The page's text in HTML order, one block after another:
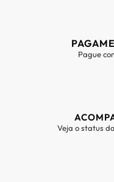
Pague
Veja o status